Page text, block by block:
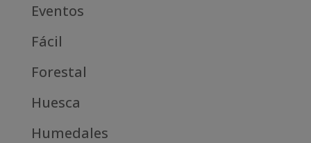
Eventos
Fácil
Forestal
Huesca
Humedales